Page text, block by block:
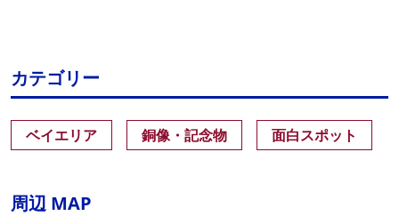
カテゴリー
ベイエリア 銅像・記念物 面白スポット
周辺 MAP